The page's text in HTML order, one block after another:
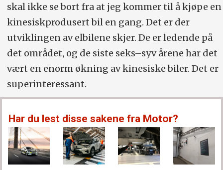
skal ikke se bort fra at jeg kommer til å kjøpe en
kinesiskprodusert bil en gang. Det er der
utviklingen av elbilene skjer. De er ledende på
det området, og de siste seks–syv årene har det
vært en enorm økning av kinesiske biler. Det er
superinteressant.
Har du lest disse sakene fra Motor?